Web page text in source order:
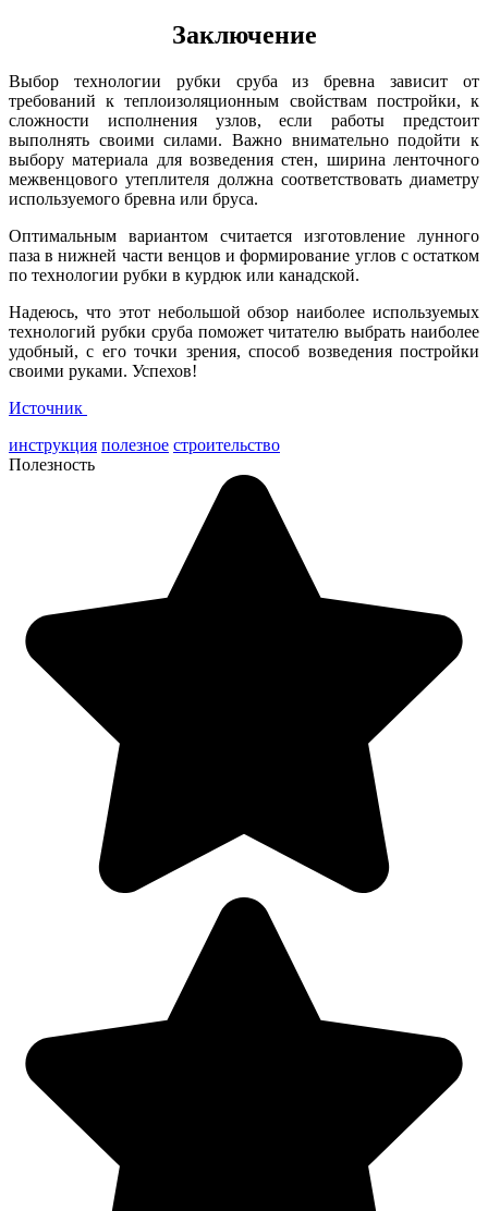
Заключение
Выбор технологии рубки сруба из бревна зависит от
требований к теплоизоляционным свойствам постройки, к
сложности исполнения узлов, если работы предстоит
выполнять своими силами. Важно внимательно подойти к
выбору материала для возведения стен, ширина ленточного
межвенцового утеплителя должна соответствовать диаметру
используемого бревна или бруса.
Оптимальным вариантом считается изготовление лунного
паза в нижней части венцов и формирование углов с остатком
по технологии рубки в курдюк или канадской.
Надеюсь, что этот небольшой обзор наиболее используемых
технологий рубки сруба поможет читателю выбрать наиболее
удобный, с его точки зрения, способ возведения постройки
своими руками. Успехов!
Источник
инструкция полезное строительство
Полезность